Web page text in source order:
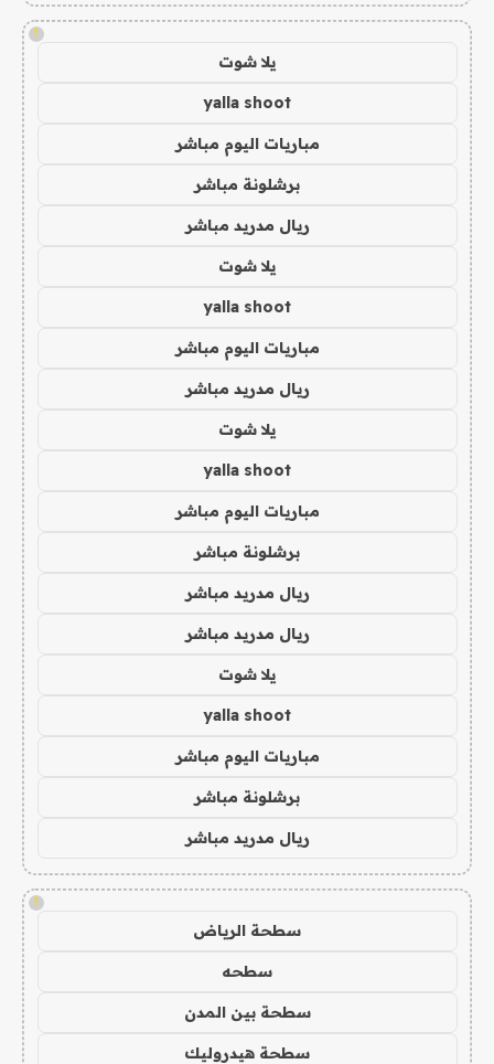
!
يلا شوت
yalla shoot
مباريات اليوم مباشر
برشلونة مباشر
ريال مدريد مباشر
يلا شوت
yalla shoot
مباريات اليوم مباشر
ريال مدريد مباشر
يلا شوت
yalla shoot
مباريات اليوم مباشر
برشلونة مباشر
ريال مدريد مباشر
ريال مدريد مباشر
يلا شوت
yalla shoot
مباريات اليوم مباشر
برشلونة مباشر
ريال مدريد مباشر
!
سطحة الرياض
سطحه
سطحة بين المدن
سطحة هيدروليك